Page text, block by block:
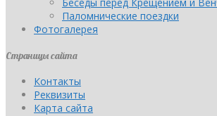
Паломнические поездки
Фотогалерея
Страницы сайта
Контакты
Реквизиты
Карта сайта